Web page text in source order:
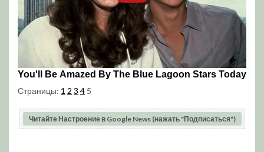
Страницы: 1 2 3 4 5
Читайте Настроение в Google News (нажать "Подписаться")